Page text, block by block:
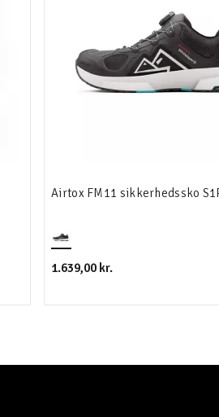
Airtox FM11 sikkerhedssko
1.639,00 kr.